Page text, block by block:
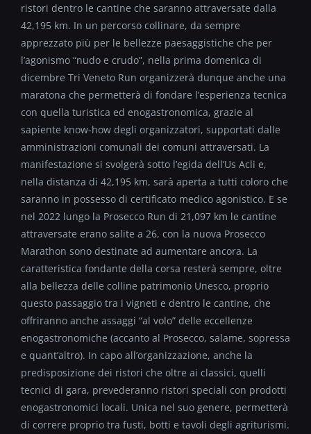
ristori dentro le cantine che saranno attraversate dalla
42,195 km. In un percorso collinare, da sempre
apprezzato più per le bellezze paesaggistiche che per
l’agonismo “nudo e crudo”, nella prima domenica di
dicembre Tri Veneto Run organizzerà dunque anche una
maratona che permetterà di fondare l’esperienza tecnica
con quella turistica ed enogastronomica, grazie al
sapiente know-how degli organizzatori, supportati dalle
amministrazioni comunali dei comuni attraversati. La
manifestazione si svolgerà sotto l’egida dell’Us Acli e,
nella distanza di 42,195 km, sarà aperta a tutti coloro che
saranno in possesso di certificato medico agonistico. E se
nel 2022 lungo la Prosecco Run di 21,097 km le cantine
attraversate erano salite a 26, con la nuova Prosecco
Marathon sono destinate ad aumentare ancora. La
caratteristica fondante della corsa resterà sempre, oltre
alla bellezza delle colline patrimonio Unesco, proprio
questo passaggio tra i vigneti e dentro le cantine, che
offriranno anche assaggi “al volo” delle eccellenze
enogastronomiche (accanto al Prosecco, salame, sopressa
e quant’altro). In capo all’organizzazione, anche la
predisposizione dei ristori che oltre ai classici, quelli
tecnici di gara, prevederanno ristori speciali con prodotti
enogastronomici locali. Unica nel suo genere, permetterà
di correre proprio tra fusti, botti e tavoli degli agriturismi.